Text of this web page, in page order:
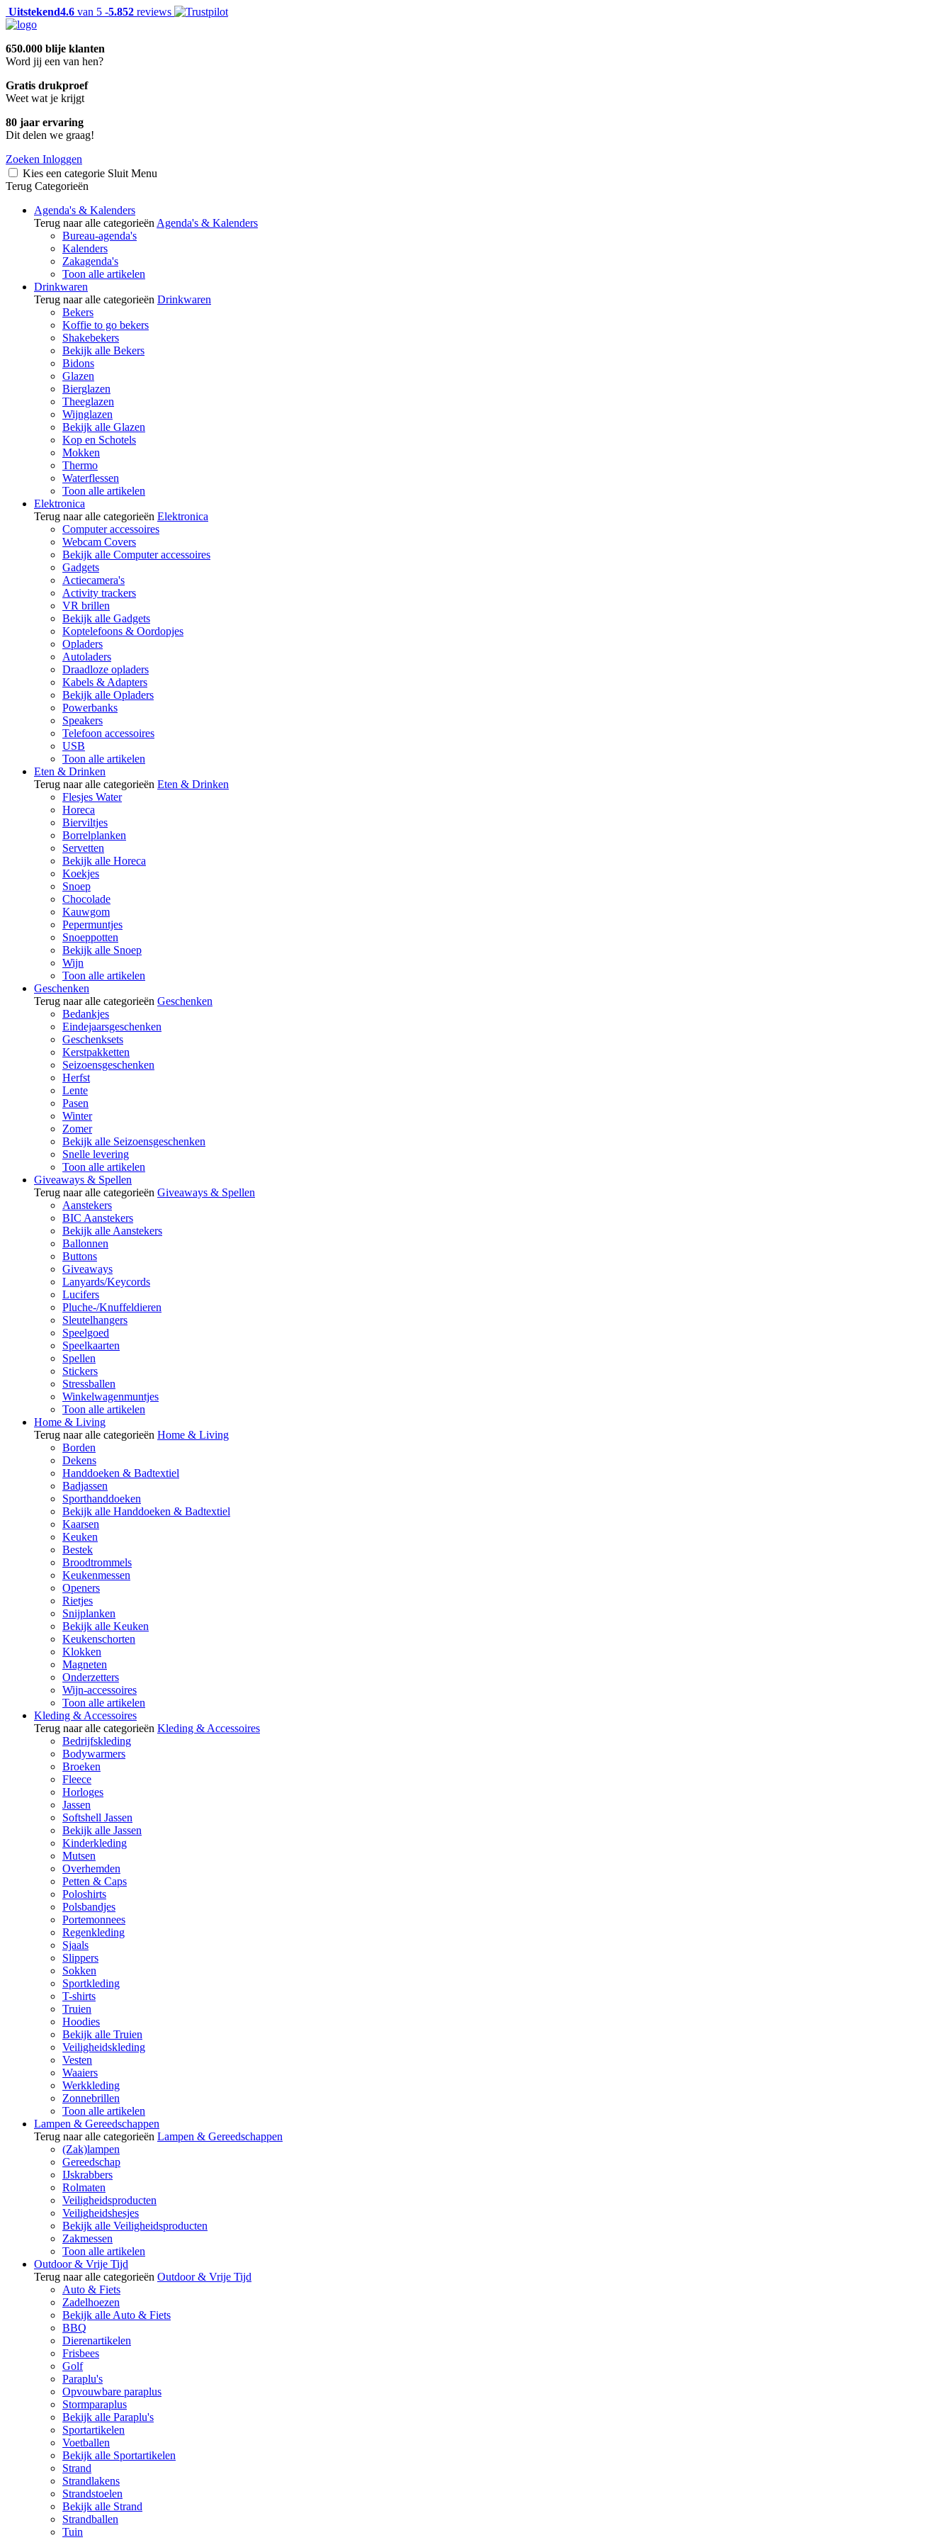
Uitstekend4.6 van 5 -5.852 reviews
650.000 blije klanten
Word jij een van hen?
Gratis drukproef
Weet wat je krijgt
80 jaar ervaring
Dit delen we graag!
Zoeken Inloggen
Kies een categorie Sluit Menu
Terug Categorieën
Agenda's & Kalenders
Terug naar alle categorieën Agenda's & Kalenders
Bureau-agenda's
Kalenders
Zakagenda's
Toon alle artikelen
Drinkwaren
Terug naar alle categorieën Drinkwaren
Bekers
Koffie to go bekers
Shakebekers
Bekijk alle Bekers
Bidons
Glazen
Bierglazen
Theeglazen
Wijnglazen
Bekijk alle Glazen
Kop en Schotels
Mokken
Thermo
Waterflessen
Toon alle artikelen
Elektronica
Terug naar alle categorieën Elektronica
Computer accessoires
Webcam Covers
Bekijk alle Computer accessoires
Gadgets
Actiecamera's
Activity trackers
VR brillen
Bekijk alle Gadgets
Koptelefoons & Oordopjes
Opladers
Autoladers
Draadloze opladers
Kabels & Adapters
Bekijk alle Opladers
Powerbanks
Speakers
Telefoon accessoires
USB
Toon alle artikelen
Eten & Drinken
Terug naar alle categorieën Eten & Drinken
Flesjes Water
Horeca
Bierviltjes
Borrelplanken
Servetten
Bekijk alle Horeca
Koekjes
Snoep
Chocolade
Kauwgom
Pepermuntjes
Snoeppotten
Bekijk alle Snoep
Wijn
Toon alle artikelen
Geschenken
Terug naar alle categorieën Geschenken
Bedankjes
Eindejaarsgeschenken
Geschenksets
Kerstpakketten
Seizoensgeschenken
Herfst
Lente
Pasen
Winter
Zomer
Bekijk alle Seizoensgeschenken
Snelle levering
Toon alle artikelen
Giveaways & Spellen
Terug naar alle categorieën Giveaways & Spellen
Aanstekers
BIC Aanstekers
Bekijk alle Aanstekers
Ballonnen
Buttons
Giveaways
Lanyards/Keycords
Lucifers
Pluche-/Knuffeldieren
Sleutelhangers
Speelgoed
Speelkaarten
Spellen
Stickers
Stressballen
Winkelwagenmuntjes
Toon alle artikelen
Home & Living
Terug naar alle categorieën Home & Living
Borden
Dekens
Handdoeken & Badtextiel
Badjassen
Sporthanddoeken
Bekijk alle Handdoeken & Badtextiel
Kaarsen
Keuken
Bestek
Broodtrommels
Keukenmessen
Openers
Rietjes
Snijplanken
Bekijk alle Keuken
Keukenschorten
Klokken
Magneten
Onderzetters
Wijn-accessoires
Toon alle artikelen
Kleding & Accessoires
Terug naar alle categorieën Kleding & Accessoires
Bedrijfskleding
Bodywarmers
Broeken
Fleece
Horloges
Jassen
Softshell Jassen
Bekijk alle Jassen
Kinderkleding
Mutsen
Overhemden
Petten & Caps
Poloshirts
Polsbandjes
Portemonnees
Regenkleding
Sjaals
Slippers
Sokken
Sportkleding
T-shirts
Truien
Hoodies
Bekijk alle Truien
Veiligheidskleding
Vesten
Waaiers
Werkkleding
Zonnebrillen
Toon alle artikelen
Lampen & Gereedschappen
Terug naar alle categorieën Lampen & Gereedschappen
(Zak)lampen
Gereedschap
IJskrabbers
Rolmaten
Veiligheidsproducten
Veiligheidshesjes
Bekijk alle Veiligheidsproducten
Zakmessen
Toon alle artikelen
Outdoor & Vrije Tijd
Terug naar alle categorieën Outdoor & Vrije Tijd
Auto & Fiets
Zadelhoezen
Bekijk alle Auto & Fiets
BBQ
Dierenartikelen
Frisbees
Golf
Paraplu's
Opvouwbare paraplus
Stormparaplus
Bekijk alle Paraplu's
Sportartikelen
Voetballen
Bekijk alle Sportartikelen
Strand
Strandlakens
Strandstoelen
Bekijk alle Strand
Strandballen
Tuin